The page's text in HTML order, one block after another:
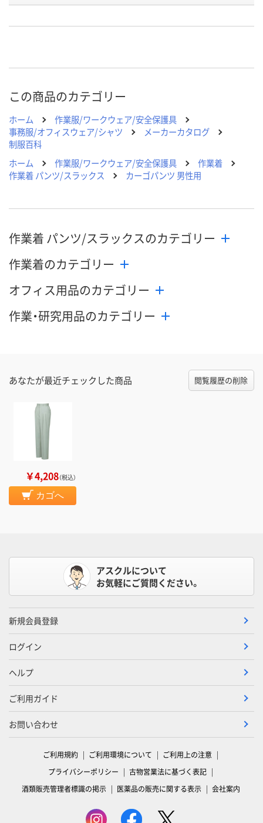
号
お届け日 8月24日（月）まで 8月24日（月）まで 8月24日（月）
数量
カゴへ カゴへ
この商品のカテゴリー
ホーム
作業服/ワークウェア/安全保護具
事務服/オフィスウェア/シャツ
メーカーカタログ
制服百科
ホーム
作業服/ワークウェア/安全保護具
作業着
作業着 パンツ/スラックス
カーゴパンツ 男性用
作業着 パンツ/スラックスのカテゴリー
作業着のカテゴリー
オフィス用品のカテゴリー
作業・研究用品のカテゴリー
あなたが最近チェックした商品 閲覧履歴の削除
￥4,208（税込）
カゴへ
アスクルについて
お気軽にご質問ください。
新規会員登録
ログイン
ヘルプ
ご利用ガイド
お問い合わせ
ご利用規約 ご利用環境について
ご利用上の注意
プライバシーポリシー
古物営業法に基づく表記
酒類販売管理者標識の掲示
医薬品の販売に関する表示 会社案内